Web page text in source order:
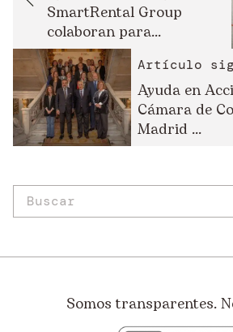
SmartRental Group
colaboran para...
Artículo
Ayuda en
Cámara de
Madrid ...
Somos transparentes.